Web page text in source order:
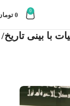
0
0
با بینی تاریخ/